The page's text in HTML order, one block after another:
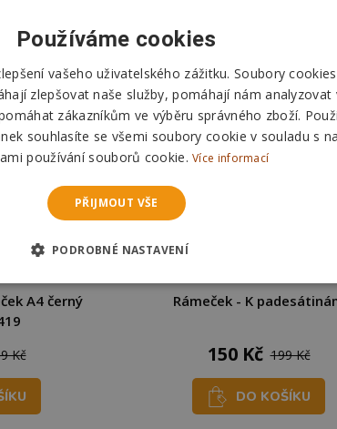
A4 černý
Kč
Rámeček - K
150 Kč 199 Kč
DO KOŠÍKU
Používáme cookies
vašeho uživatelského zážitku. Soubory
zlepšovat naše služby, pomáhají nám analyzovat
zákazníkům ve výběru správného zboží.
souhlasíte se všemi soubory cookie v souladu s
používání souborů cookie.Více informací
PŘIJMOUT VŠE
PODROBNÉ NASTAVENÍ